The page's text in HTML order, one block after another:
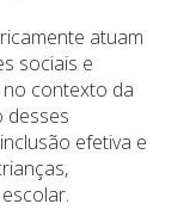
atuam
sociais e
contexto da
desses
efetiva e